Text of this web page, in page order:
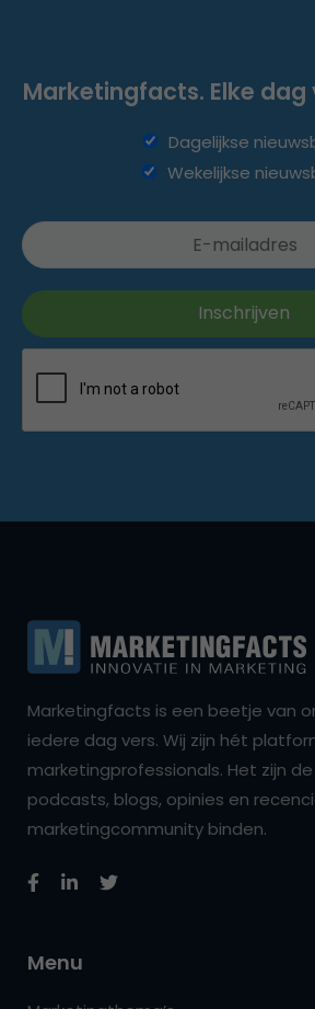
Marketingfacts. Elke dag
Dagelijkse
Wekelijkse
Marketingfacts is een beetje van
iedere dag vers. Wij zijn hét
marketingprofessionals. Het zijn
podcasts, blogs, opinies en
marketingcommunity binden.
Menu